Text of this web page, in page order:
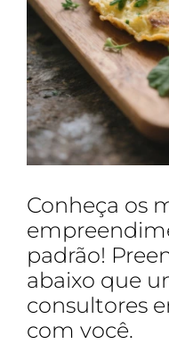
Conheça os
padrão!
abaixo que
consultores
com você.